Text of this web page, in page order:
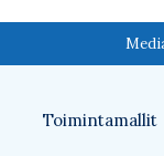
Toimintamallit